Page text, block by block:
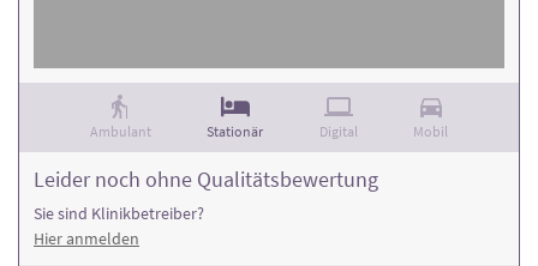
Ambulant Stationär Digital Mobil
Leider noch ohne Qualitätsbewertung
Sie sind Klinikbetreiber?
Hier anmelden